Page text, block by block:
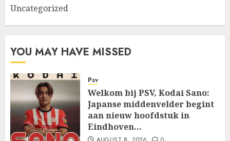
Uncategorized
YOU MAY HAVE MISSED
Psv
Welkom bij PSV, Kodai Sano:
Japanse middenvelder begint
aan nieuw hoofdstuk in
Eindhoven…